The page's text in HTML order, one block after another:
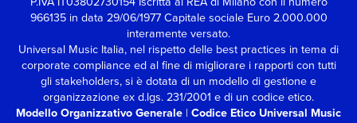
966135 in data 29/06/1977Capitale sociale Euro 2.000.000
interamente versato.
Universal Music Italia, nel rispetto delle best practices in tema di
corporate compliance ed al fine di migliorare i rapporti con tutti
gli stakeholders,si è dotata di un modello di gestione e
organizzazione ex d.lgs. 231/2001 e di un codice etico.
Modello Organizzativo Generale | Codice Etico Universal Music